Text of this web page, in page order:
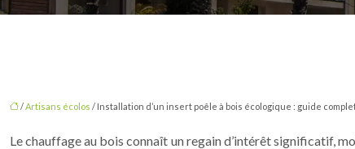
/Artisans écolos / Installation d’un insert poêle à bois écologique : guide
Le chauffage au bois connaît un regain d’intérêt significatif,